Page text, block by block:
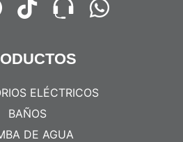
ELÉCTRICOS
BAÑOS
DE AGUA